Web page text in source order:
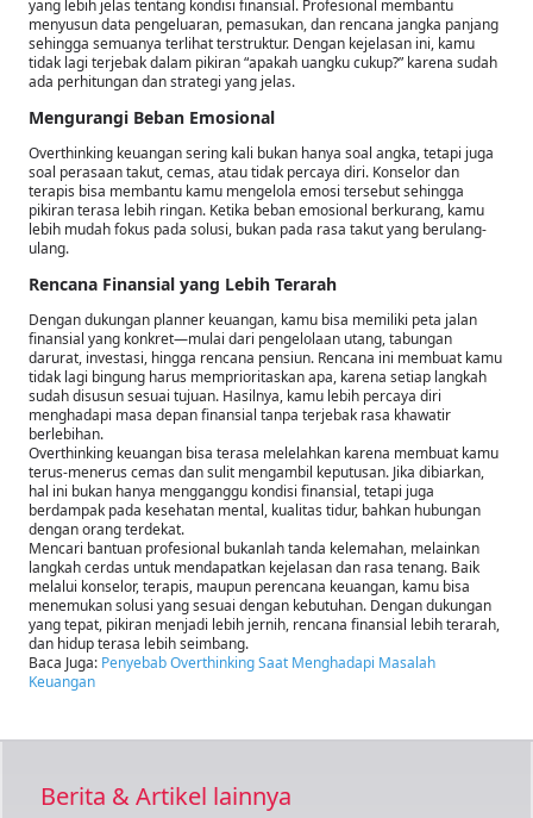
yang lebih jelas tentang kondisi finansial. Profesional membantu
menyusun data pengeluaran, pemasukan, dan rencana jangka panjang
sehingga semuanya terlihat terstruktur. Dengan kejelasan ini, kamu
tidak lagi terjebak dalam pikiran “apakah uangku cukup?” karena sudah
ada perhitungan dan strategi yang jelas.
Mengurangi Beban Emosional
Overthinking keuangan sering kali bukan hanya soal angka, tetapi juga
soal perasaan takut, cemas, atau tidak percaya diri. Konselor dan
terapis bisa membantu kamu mengelola emosi tersebut sehingga
pikiran terasa lebih ringan. Ketika beban emosional berkurang, kamu
lebih mudah fokus pada solusi, bukan pada rasa takut yang berulang-
ulang.
Rencana Finansial yang Lebih Terarah
Dengan dukungan planner keuangan, kamu bisa memiliki peta jalan
finansial yang konkret—mulai dari pengelolaan utang, tabungan
darurat, investasi, hingga rencana pensiun. Rencana ini membuat kamu
tidak lagi bingung harus memprioritaskan apa, karena setiap langkah
sudah disusun sesuai tujuan. Hasilnya, kamu lebih percaya diri
menghadapi masa depan finansial tanpa terjebak rasa khawatir
berlebihan.
Overthinking keuangan bisa terasa melelahkan karena membuat kamu
terus-menerus cemas dan sulit mengambil keputusan. Jika dibiarkan,
hal ini bukan hanya mengganggu kondisi finansial, tetapi juga
berdampak pada kesehatan mental, kualitas tidur, bahkan hubungan
dengan orang terdekat.
Mencari bantuan profesional bukanlah tanda kelemahan, melainkan
langkah cerdas untuk mendapatkan kejelasan dan rasa tenang. Baik
melalui konselor, terapis, maupun perencana keuangan, kamu bisa
menemukan solusi yang sesuai dengan kebutuhan. Dengan dukungan
yang tepat, pikiran menjadi lebih jernih, rencana finansial lebih terarah,
dan hidup terasa lebih seimbang.
Baca Juga: Penyebab Overthinking Saat Menghadapi Masalah
Keuangan
Berita & Artikel lainnya